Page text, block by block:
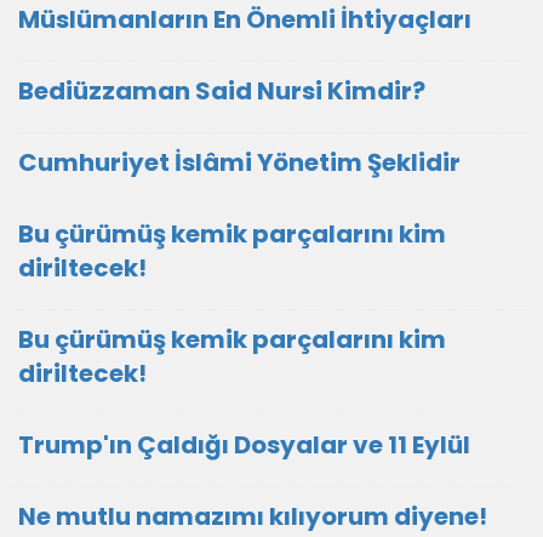
Müslümanların En Önemli İhtiyaçları
Bediüzzaman Said Nursi Kimdir?
Cumhuriyet İslâmi Yönetim Şeklidir
Bu çürümüş kemik parçalarını kim
diriltecek!
Bu çürümüş kemik parçalarını kim
diriltecek!
Trump'ın Çaldığı Dosyalar ve 11 Eylül
Ne mutlu namazımı kılıyorum diyene!